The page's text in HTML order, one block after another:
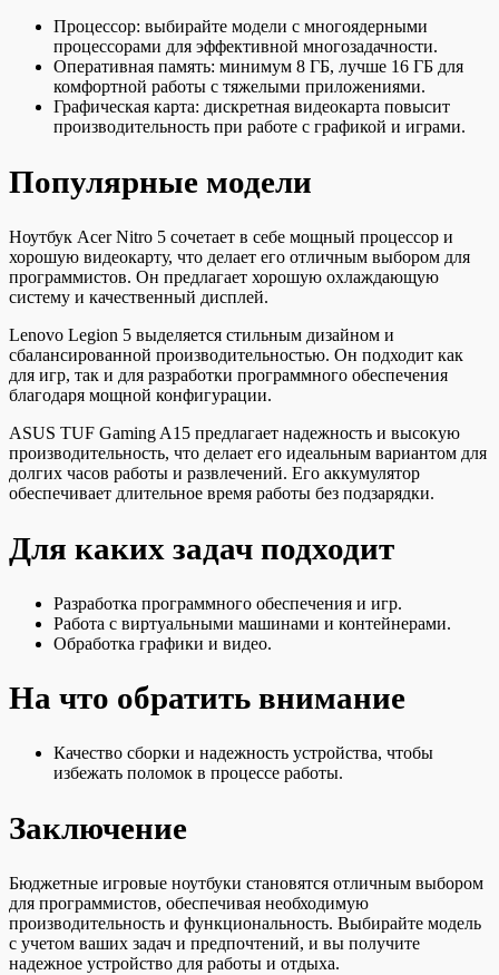
Процессор: выбирайте модели с многоядерными
процессорами для эффективной многозадачности.
Оперативная память: минимум 8 ГБ, лучше 16 ГБ для
комфортной работы с тяжелыми приложениями.
Графическая карта: дискретная видеокарта повысит
производительность при работе с графикой и играми.
Популярные модели
Ноутбук Acer Nitro 5 сочетает в себе мощный процессор и
хорошую видеокарту, что делает его отличным выбором для
программистов. Он предлагает хорошую охлаждающую
систему и качественный дисплей.
Lenovo Legion 5 выделяется стильным дизайном и
сбалансированной производительностью. Он подходит как
для игр, так и для разработки программного обеспечения
благодаря мощной конфигурации.
ASUS TUF Gaming A15 предлагает надежность и высокую
производительность, что делает его идеальным вариантом для
долгих часов работы и развлечений. Его аккумулятор
обеспечивает длительное время работы без подзарядки.
Для каких задач подходит
Разработка программного обеспечения и игр.
Работа с виртуальными машинами и контейнерами.
Обработка графики и видео.
На что обратить внимание
Качество сборки и надежность устройства, чтобы
избежать поломок в процессе работы.
Заключение
Бюджетные игровые ноутбуки становятся отличным выбором
для программистов, обеспечивая необходимую
производительность и функциональность. Выбирайте модель
с учетом ваших задач и предпочтений, и вы получите
надежное устройство для работы и отдыха.